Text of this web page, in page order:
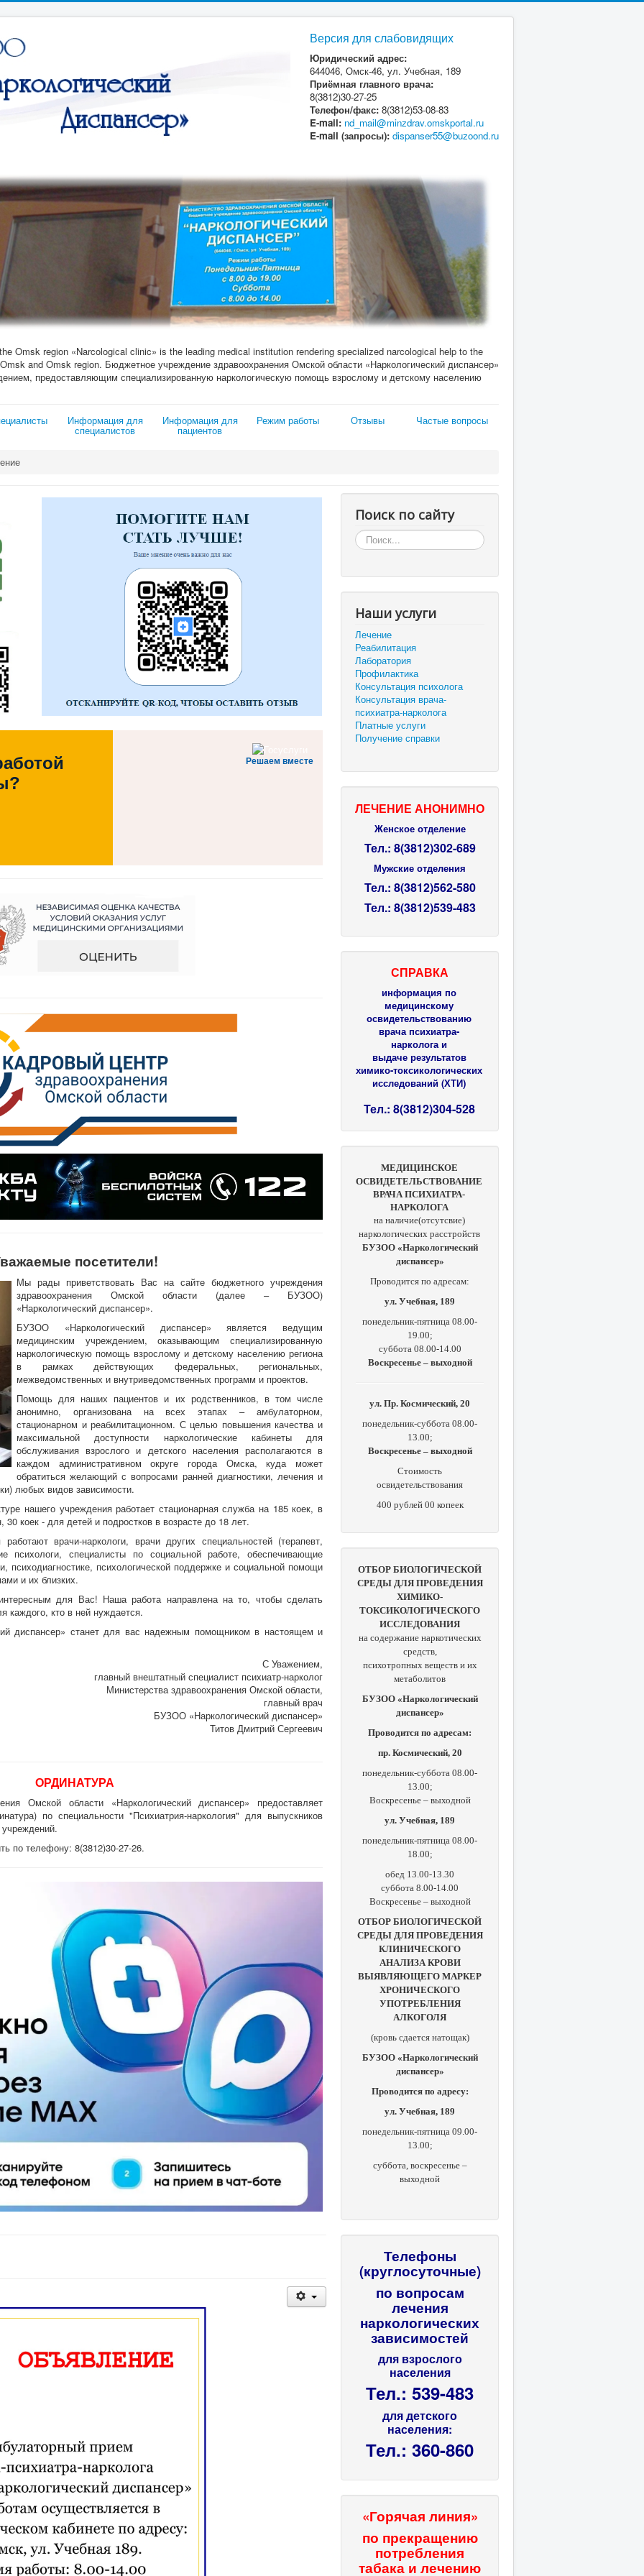
Версия для слабовидящих
Юридический адрес:
644046, Омск-46, ул. Учебная, 189
Приёмная главного врача:
8(3812)30-27-25
Телефон/факс: 8(3812)53-08-83
E-mail: nd_mail@minzdrav.omskportal.ru
E-mail (запросы): dispanser55@buzoond.ru
Omsk region «Narcological clinic» is the leading medical institution rendering specialized narcological help to the
and Omsk region. Бюджетное учреждение здравоохранения Омской области «Наркологический диспансер»
предоставляющим специализированную наркологическую помощь взрослому и детскому населению
Информация для
специалистов
Информация для
пациентов
Режим работы Отзывы Частые вопросы
Решаем вместе
посетители!
Мы рады приветствовать Вас на сайте бюджетного учреждения
здравоохранения Омской области (далее – БУЗОО)
«Наркологический диспансер».
БУЗОО «Наркологический диспансер» является ведущим
медицинским учреждением, оказывающим специализированную
наркологическую помощь взрослому и детскому населению региона
в рамках действующих федеральных, региональных,
межведомственных и внутриведомственных программ и проектов.
Помощь для наших пациентов и их родственников, в том числе
анонимно, организована на всех этапах – амбулаторном,
стационарном и реабилитационном. С целью повышения качества и
максимальной доступности наркологические кабинеты для
обслуживания взрослого и детского населения располагаются в
каждом административном округе города Омска, куда может
обратиться желающий с вопросами ранней диагностики, лечения и
любых видов зависимости.
нашего учреждения работает стационарная служба на 185 коек, в
коек - для детей и подростков в возрасте до 18 лет.
врачи-наркологи, врачи других специальностей (терапевт,
психологи, специалисты по социальной работе, обеспечивающие
психодиагностике, психологической поддержке и социальной помощи
и их близких.
для Вас! Наша работа направлена на то, чтобы сделать
каждого, кто в ней нуждается.
диспансер» станет для вас надежным помощником в настоящем и
С Уважением,
главный внештатный специалист психиатр-нарколог
Министерства здравоохранения Омской области,
главный врач
БУЗОО «Наркологический диспансер»
Титов Дмитрий Сергеевич
ОРДИНАТУРА
Омской области «Наркологический диспансер» предоставляет
по специальности "Психиатрия-наркология" для выпускников
по телефону: 8(3812)30-27-26.
Поиск по сайту
Искать...
Наши услуги
Лечение
Реабилитация
Лаборатория
Профилактика
Консультация психолога
Консультация врача-
психиатра-нарколога
Платные услуги
Получение справки
ЛЕЧЕНИЕ АНОНИМНО
Женское отделение
Тел.: 8(3812)302-689
Мужские отделения
Тел.: 8(3812)562-580
Тел.: 8(3812)539-483
СПРАВКА
информация по
медицинскому
освидетельствованию
врача психиатра-
нарколога и
выдаче результатов
химико-токсикологических
исследований (ХТИ)
Тел.: 8(3812)304-528
МЕДИЦИНСКОЕ
ОСВИДЕТЕЛЬСТВОВАНИЕ
ВРАЧА ПСИХИАТРА-
НАРКОЛОГА
на наличие(отсутсвие)
наркологических расстройств
БУЗОО «Наркологический
диспансер»
Проводится по адресам:
ул. Учебная, 189
понедельник-пятница 08.00-
19.00;
суббота 08.00-14.00
Воскресенье – выходной
ул. Пр. Космический, 20
понедельник-суббота 08.00-
13.00;
Воскресенье – выходной
Стоимость
освидетельствования
400 рублей 00 копеек
ОТБОР БИОЛОГИЧЕСКОЙ
СРЕДЫ ДЛЯ ПРОВЕДЕНИЯ
ХИМИКО-
ТОКСИКОЛОГИЧЕСКОГО
ИССЛЕДОВАНИЯ
на содержание наркотических
средств,
психотропных веществ и их
метаболитов
БУЗОО «Наркологический
диспансер»
Проводится по адресам:
пр. Космический, 20
понедельник-суббота 08.00-
13.00;
Воскресенье – выходной
ул. Учебная, 189
понедельник-пятница 08.00-
18.00;
обед 13.00-13.30
суббота 8.00-14.00
Воскресенье – выходной
ОТБОР БИОЛОГИЧЕСКОЙ
СРЕДЫ ДЛЯ ПРОВЕДЕНИЯ
КЛИНИЧЕСКОГО
АНАЛИЗА КРОВИ
ВЫЯВЛЯЮЩЕГО МАРКЕР
ХРОНИЧЕСКОГО
УПОТРЕБЛЕНИЯ
АЛКОГОЛЯ
(кровь сдается натощак)
БУЗОО «Наркологический
диспансер»
Проводится по адресу:
ул. Учебная, 189
понедельник-пятница 09.00-
13.00;
суббота, воскресенье –
выходной
Телефоны
(круглосуточные)
по вопросам
лечения
наркологических
зависимостей
для взрослого
населения
Тел.: 539-483
для детского
населения:
Тел.: 360-860
«Горячая линия»
по прекращению
потребления
табака и лечению